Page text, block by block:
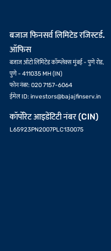
बजाज फिनसर्व लिमिटेड रजिस्टर्ड.
ऑफिस
बजाज ऑटो लिमिटेड कॉम्प्लेक्स मुंबई - पुणे रोड,
पुणे - 411035 MH (IN)
फोन नंबर: 020 7157-6064
ईमेल ID: investors@bajajfinserv.in
कॉर्पोरेट आइडेंटिटी नंबर (CIN)
L65923PN2007PLC130075